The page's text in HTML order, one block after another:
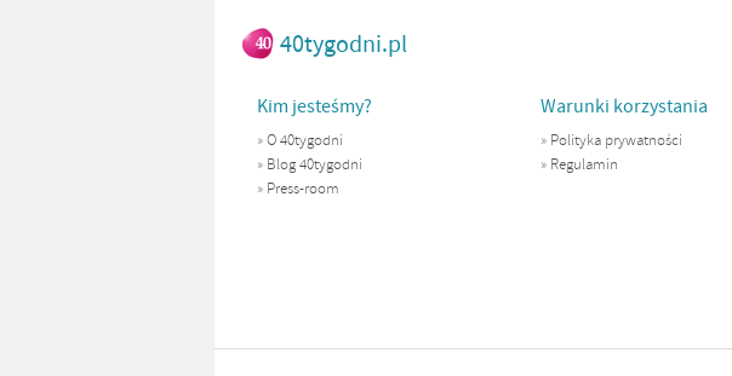
40tygodni.pl
Kim jesteśmy?
»O 40tygodni
» Blog 40tygodni
» Press-room
Warunki korzystania
» Polityka prywatności
» Regulamin